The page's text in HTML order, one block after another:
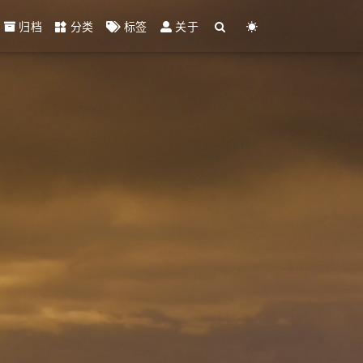
归档 分类 标签 关于